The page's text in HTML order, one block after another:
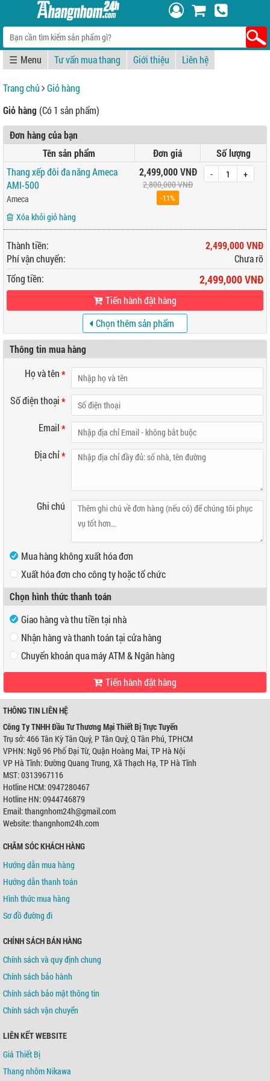
☰ Tư vấn mua thang Giới thiệu Liên hệ
Trang chủ
Giỏ hàng
Giỏ hàng (Có 1 sản phẩm)
Đơn hàng của bạn
Tên sản phẩm
Đơn giá
Số lượng
Thang xếp đôi đa năng Ameca
AMI-500
Ameca
Xóa khỏi giỏ hàng
2,499,000 VNĐ
2,800,000 VNĐ
-11%
- +
Thành tiền:
2,499,000 VNĐ
Phí vận chuyển:
Chưa rõ
Tổng tiền:
2,499,000 VNĐ
Tiến hành đặt hàng
Chọn thêm sản phẩm
khác
Thông tin mua hàng
Họ và tên*
Số điện thoại*
Email*
Địa chỉ*
Ghi chú
Mua hàng không xuất hóa đơn
Xuất hóa đơn cho công ty hoặc tổ chức
Mã số thuế
Địa chỉ
Chọn hình thức thanh toán
Giao hàng và thu tiền tại nhà
Nhận hàng và thanh toán tại cửa hàng
Địa chỉ:466 Tân Kỳ Tân Quý, P Tân Quý, Q Tân Phú, TPHCM
Điện thoại:
VP Hà Nội:
Địa chỉ:Ngõ 96 Phố Đại Từ, Quận Hoàng Mai, TP Hà Nội
Điện thoại:0944746879
Chuyển khoản qua máy ATM & Ngân hàng
Ngân hàng Ngoại thương Việt Nam
Chi nhánh:Chi nhánh Hùng Vương
Chủ TK:Công ty TNHH Đầu Tư TM Thiết Bị Trực Tuyến
Số TK:0421000489933
Chủ TK:
Số TK:
Tiến hành đặt hàng
THÔNG TIN LIÊN HỆ
Công Ty TNHH Đầu Tư Thương Mại Thiết Bị Trực Tuyến
Trụ sở: 466 Tân Kỳ Tân Quý, P Tân Quý, Q Tân Phú, TPHCM
VPHN: Ngõ 96 Phố Đại Từ, Quận Hoàng Mai, TP Hà Nội
VP Hà Tĩnh: Đường Quang Trung, Xã Thạch Hạ, TP Hà Tĩnh
MST: 0313967116
Hotline HCM: 0947280467
Hotline HN: 0944746879
Email: thangnhom24h@gmail.com
Website: thangnhom24h.com
CHĂM SÓC KHÁCH HÀNG
Hướng dẫn mua hàng
Hướng dẫn thanh toán
Hình thức mua hàng
Sơ đồ đường đi
CHÍNH SÁCH BÁN HÀNG
Chính sách và quy định chung
Chính sách bảo hành
Chính sách bảo mật thông tin
Chính sách vận chuyển
LIÊN KẾT WEBSITE
Giá Thiết Bị
Thang nhôm Nikawa